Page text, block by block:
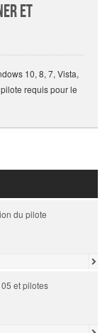
Et
10, 8, 7, Vista,
requis pour le
du pilote
et pilotes